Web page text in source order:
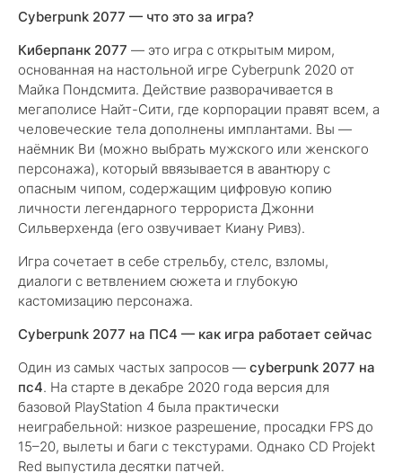
Cyberpunk 2077 — что это за игра?
Киберпанк 2077 — это игра с открытым миром,
основанная на настольной игре Cyberpunk 2020 от
Майка Пондсмита. Действие разворачивается в
мегаполисе Найт-Сити, где корпорации правят всем, а
человеческие тела дополнены имплантами. Вы —
наёмник Ви (можно выбрать мужского или женского
персонажа), который ввязывается в авантюру с
опасным чипом, содержащим цифровую копию
личности легендарного террориста Джонни
Сильверхенда (его озвучивает Киану Ривз).
Игра сочетает в себе стрельбу, стелс, взломы,
диалоги с ветвлением сюжета и глубокую
кастомизацию персонажа.
Cyberpunk 2077 на ПС4 — как игра работает сейчас
Один из самых частых запросов — cyberpunk 2077 на
пс4. На старте в декабре 2020 года версия для
базовой PlayStation 4 была практически
неиграбельной: низкое разрешение, просадки FPS до
15–20, вылеты и баги с текстурами. Однако CD Projekt
Red выпустила десятки патчей.